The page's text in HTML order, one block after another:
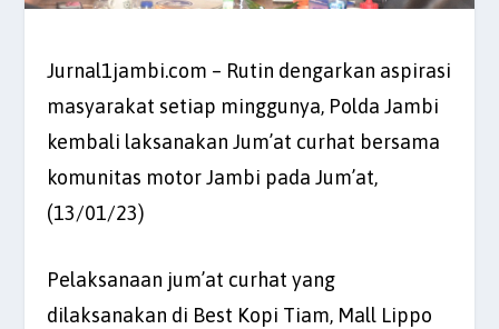
Jurnal1jambi.com – Rutin dengarkan aspirasi
masyarakat setiap minggunya, Polda Jambi
kembali laksanakan Jum’at curhat bersama
komunitas motor Jambi pada Jum’at,
(13/01/23)
Pelaksanaan jum’at curhat yang
dilaksanakan di Best Kopi Tiam, Mall Lippo